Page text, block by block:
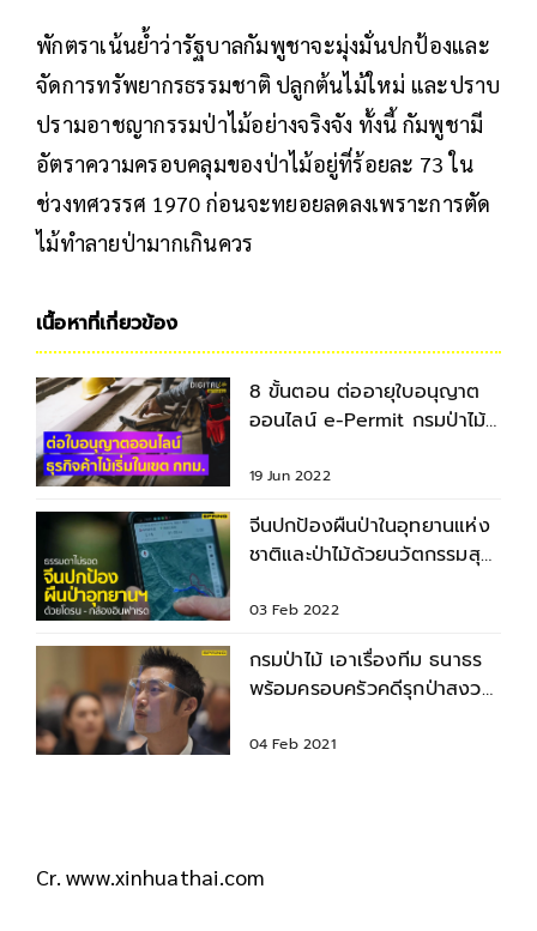
พักตราเน้นย้ำว่ารัฐบาลกัมพูชาจะมุ่งมั่นปกป้องและ
จัดการทรัพยากรธรรมชาติ ปลูกต้นไม้ใหม่ และปราบ
ปรามอาชญากรรมป่าไม้อย่างจริงจัง ทั้งนี้ กัมพูชามี
อัตราความครอบคลุมของป่าไม้อยู่ที่ร้อยละ 73 ใน
ช่วงทศวรรศ 1970 ก่อนจะทยอยลดลงเพราะการตัด
ไม้ทำลายป่ามากเกินควร
เนื้อหาที่เกี่ยวข้อง
8 ขั้นตอน ต่ออายุใบอนุญาต
ออนไลน์ e-Permit กรมป่าไม้
19 Jun 2022
จีนปกป้องผืนป่าในอุทยานแห่ง
ชาติและป่าไม้ด้วยนวัตกรรมสุด
03 Feb 2022
กรมป่าไม้ เอาเรื่องทีม ธนาธร
พร้อมครอบครัวคดีรุกป่าสงวน
04 Feb 2021
Cr. www.xinhuathai.com